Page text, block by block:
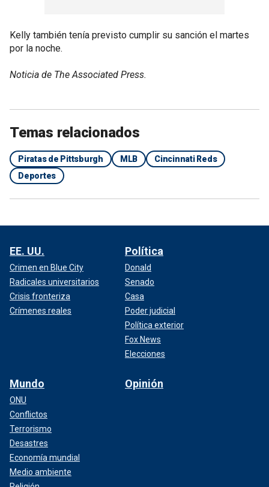
Kelly también tenía previsto cumplir su sanción el martes
por la noche.
Noticia de The Associated Press.
Temas relacionados
Piratas de Pittsburgh MLB
Cincinnati Reds
Deportes
EE. UU.
Crimen en Blue City
Radicales universitarios
Crisis fronteriza
Crímenes reales
Política
Donald
Senado
Casa
Poder judicial
Política exterior
Fox News
Elecciones
Mundo
ONU
Conflictos
Terrorismo
Desastres
Economía mundial
Medio ambiente
Opinión